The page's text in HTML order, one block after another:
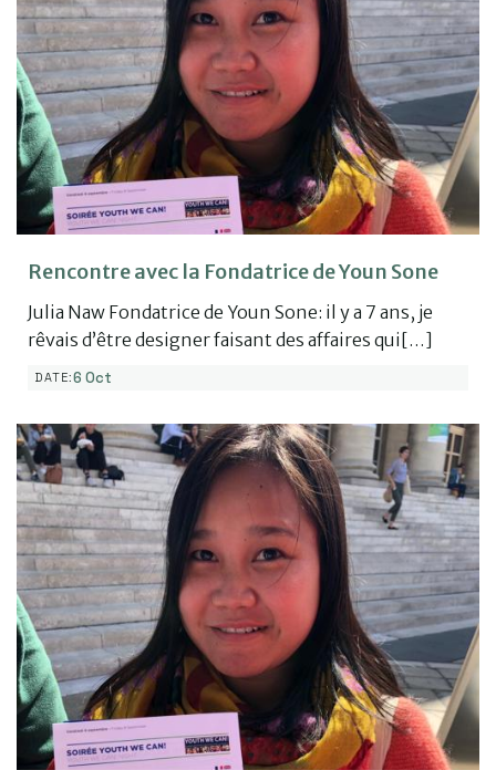
Rencontre avec la Fondatrice de Youn Sone
Julia Naw Fondatrice de Youn Sone: il y a 7 ans, je
rêvais d’être designer faisant des affaires qui[…]
DATE:6 Oct